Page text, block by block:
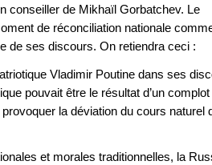
conseiller de Mikhaïl Gorbatchev. Le
de réconciliation nationale
de ses discours. On retiendra ceci :
Vladimir Poutine dans ses
pouvait être le résultat d’un complot
la déviation du cours naturel
et morales traditionnelles, la